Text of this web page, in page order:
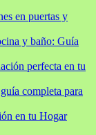
en puertas y
y baño: Guía
perfecta en tu
completa para
en tu Hogar